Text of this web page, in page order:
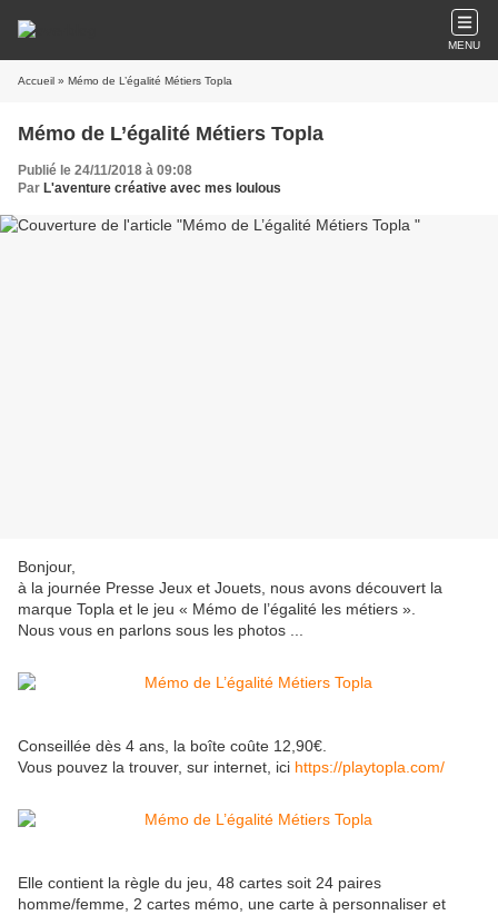
MENU
Accueil » Mémo de L’égalité Métiers Topla
Mémo de L’égalité Métiers Topla
Publié le 24/11/2018 à 09:08
Par L'aventure créative avec mes loulous
Bonjour,
à la journée Presse Jeux et Jouets, nous avons découvert la
marque Topla et le jeu « Mémo de l’égalité les métiers ».
Nous vous en parlons sous les photos ...
Conseillée dès 4 ans, la boîte coûte 12,90€.
Vous pouvez la trouver, sur internet, ici https://playtopla.com/
Elle contient la règle du jeu, 48 cartes soit 24 paires
homme/femme, 2 cartes mémo, une carte à personnaliser et